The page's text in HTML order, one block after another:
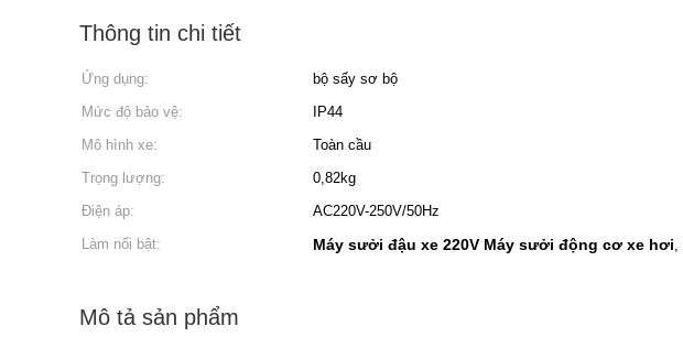
Thông tin chi tiết
Ứng dụng: bộ sấy sơ bộ
Mức độ bảo vệ:
IP44
Mô hình xe:
Toàn cầu
Trọng lượng:
0,82kg
Điện áp:
AC220V-250V/50Hz
Làm nổi bật:
Máy sưởi đậu xe 220V Máy sưởi động cơ xe hơi,
Mô tả sản phẩm